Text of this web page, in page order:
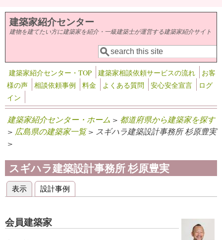
メインコンテンツに移動
建築家紹介センター
建物を建てたい方に建築家を紹介・一級建築士が運営する建築家紹介サイト
検索フォーム
検索
建築家紹介センター・TOP 建築家相談依頼サービスの流れ
お客
様の声
相談依頼事例 料金 よくある質問 安心安全宣言
ログ
イン
建築家紹介センター・ホーム > 都道府県から建築家を探す
> 広島県の建築家一覧> スギハラ建築設計事務所 杉原豊実
>
スギハラ建築設計事務所 杉原豊実
プライマリータブ
表示 (アクティブなタブ)
設計事例
会員建築家